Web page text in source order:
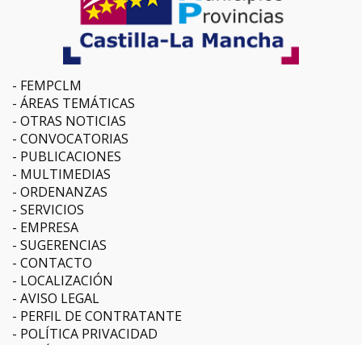
FEMPCLM
ÁREAS TEMÁTICAS
OTRAS NOTICIAS
CONVOCATORIAS
PUBLICACIONES
MULTIMEDIAS
ORDENANZAS
SERVICIOS
EMPRESA
SUGERENCIAS
CONTACTO
LOCALIZACIÓN
AVISO LEGAL
PERFIL DE CONTRATANTE
POLÍTICA PRIVACIDAD